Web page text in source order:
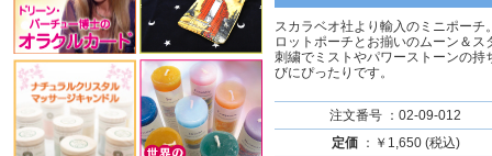
スカラベオ社より輸入のミニポーチ
ロットポーチとお揃いのムーン＆ス
刺繍でミストやパワーストーンの持
びにぴったりです。
注文番号 ：02-09-012
定価：￥1,650 (税込)